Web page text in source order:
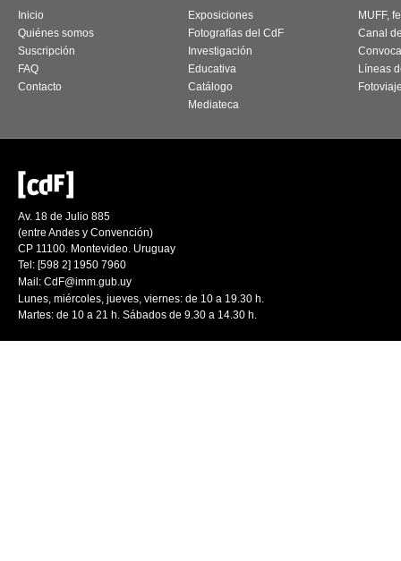
Inicio
Quiénes somos
Suscripción
FAQ
Contacto
Exposiciones
Fotografías del CdF
Investigación
Educativa
Catálogo
Mediateca
MUFF,
Canal
Líneas
Av. 18 de Julio 885
(entre Andes y Convención)
CP 11100. Montevideo. Uruguay
Tel: [598 2] 1950 7960
Mail: CdF@imm.gub.uy
Lunes, miércoles, jueves, viernes: de 10 a 19.30 h.
Martes: de 10 a 21 h. Sábados de 9.30 a 14.30 h.